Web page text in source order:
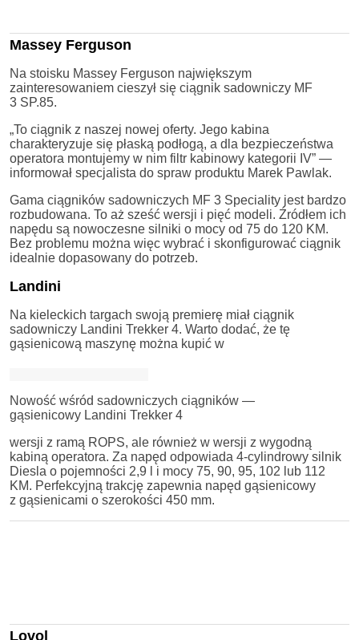
Massey Ferguson
Na stoisku Massey Ferguson największym
zainteresowaniem cieszył się ciągnik sadowniczy MF
3 SP.85.
„To ciągnik z naszej nowej oferty. Jego kabina
charakteryzuje się płaską podłogą, a dla bezpieczeństwa
operatora montujemy w nim filtr kabinowy kategorii IV” —
informował specjalista do spraw produktu Marek Pawlak.
Gama ciągników sadowniczych MF 3 Speciality jest bardzo
rozbudowana. To aż sześć wersji i pięć modeli. Źródłem ich
napędu są nowoczesne silniki o mocy od 75 do 120 KM.
Bez problemu można więc wybrać i skonfigurować ciągnik
idealnie dopasowany do potrzeb.
Landini
Na kieleckich targach swoją premierę miał ciągnik
sadowniczy Landini Trekker 4. Warto dodać, że tę
gąsienicową maszynę można kupić w
Nowość wśród sadowniczych ciągników —
gąsienicowy Landini Trekker 4
wersji z ramą ROPS, ale również w wersji z wygodną
kabiną operatora. Za napęd odpowiada 4-cylindrowy silnik
Diesla o pojemności 2,9 l i mocy 75, 90, 95, 102 lub 112
KM. Perfekcyjną trakcję zapewnia napęd gąsienicowy
z gąsienicami o szerokości 450 mm.
Lovol